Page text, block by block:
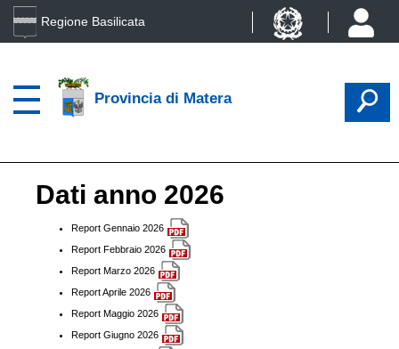
Regione Basilicata
Provincia di Matera
Dati anno 2026
Report Gennaio 2026
Report Febbraio 2026
Report Marzo 2026
Report Aprile 2026
Report Maggio 2026
Report Giugno 2026